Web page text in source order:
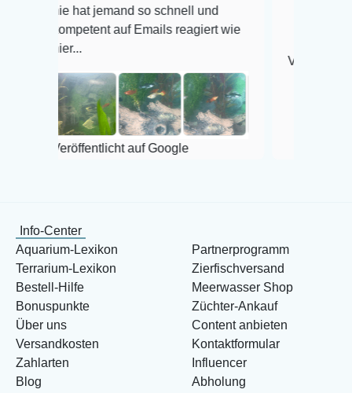
hat jemand so schnell und
auf Emails reagiert wie
auf Google
Veröffentlicht auf
Info-Center
Aquarium-Lexikon
Terrarium-Lexikon
Bestell-Hilfe
Bonuspunkte
Über uns
Versandkosten
Zahlarten
Blog
Partnerprogramm
Zierfischversand
Meerwasser Shop
Züchter-Ankauf
Content anbieten
Kontaktformular
Influencer
Abholung